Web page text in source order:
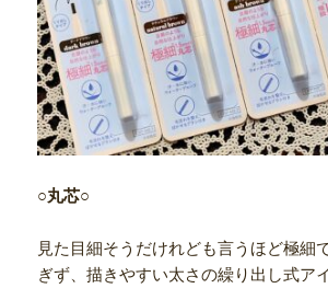
○丸芯○
見た目細そうだけれども言うほど極細
ぎず、描きやすい太さの繰り出し式ア